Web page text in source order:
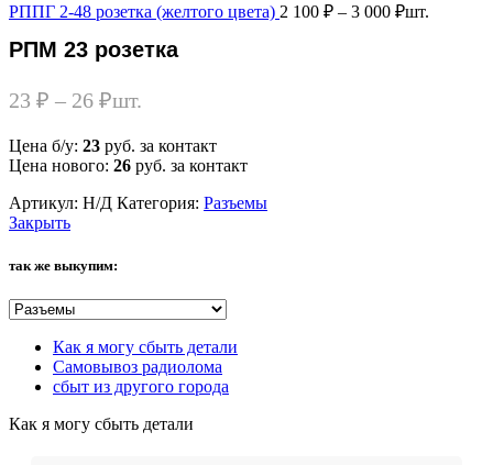
РППГ 2-48 розетка (желтого цвета) 2 100 ₽ – 3 000 ₽шт.
РПМ 23 розетка
23 ₽ – 26 ₽шт.
Цена б/у: 23 руб. за контакт
Цена нового: 26 руб. за контакт
Артикул: Н/Д Категория: Разъемы
Закрыть
так же выкупим:
Как я могу сбыть детали
Самовывоз радиолома
сбыт из другого города
Как я могу сбыть детали